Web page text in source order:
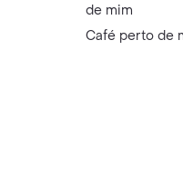
de mim
Café perto de